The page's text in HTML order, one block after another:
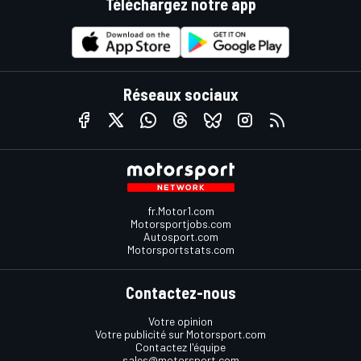
Réseaux sociaux
fr.Motor1.com
Motorsportjobs.com
Autosport.com
Motorsportstats.com
Contactez-nous
Votre opinion
Votre publicité sur Motorsport.com
Contactez l'équipe